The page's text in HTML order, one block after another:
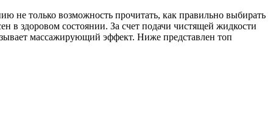
не только возможность прочитать, как правильно выбирать
в здоровом состоянии. За счет подачи чистящей жидкости
массажирующий эффект. Ниже представлен топ